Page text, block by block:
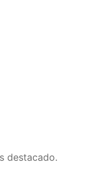
destacado.